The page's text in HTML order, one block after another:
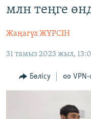
to
main
Navigation
Skip
Search
АДАМ ҚҰҚЫҚТАРЫ
ӘЛЕУМЕТ
ӘЛЕМ
млн теңге
Жаңагүл ЖҮРСІН
31 тамыз 2023 жыл,
Бөлісу VPN-